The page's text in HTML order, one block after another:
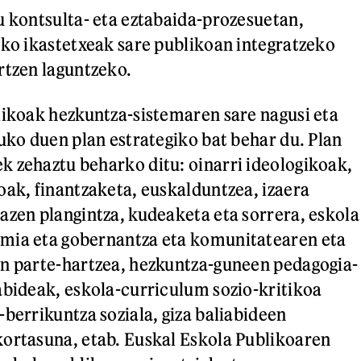
kontsulta- eta eztabaida-prozesuetan,
ikastetxeak sare publikoan integratzeko
laguntzeko.
hezkuntza-sistemaren sare nagusi eta
duen plan estrategiko bat behar du. Plan
zehaztu beharko ditu: oinarri ideologikoak,
finantzaketa, euskalduntzea, izaera
plangintza, kudeaketa eta sorrera, eskola
eta gobernantza eta komunitatearen eta
parte-hartzea, hezkuntza-guneen pedagogia-
eskola-curriculum sozio-kritikoa
soziala, giza baliabideen
etab. Euskal Eskola Publikoaren